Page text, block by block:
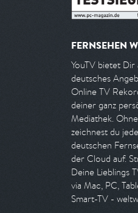
FERNSEHEN
YouTV bietet Dir
deutsches
Online TV
deiner ganz
Mediathek.
zeichnest du
deutschen
der Cloud auf.
Deine Lieblings
via Mac, PC,
Smart-TV -